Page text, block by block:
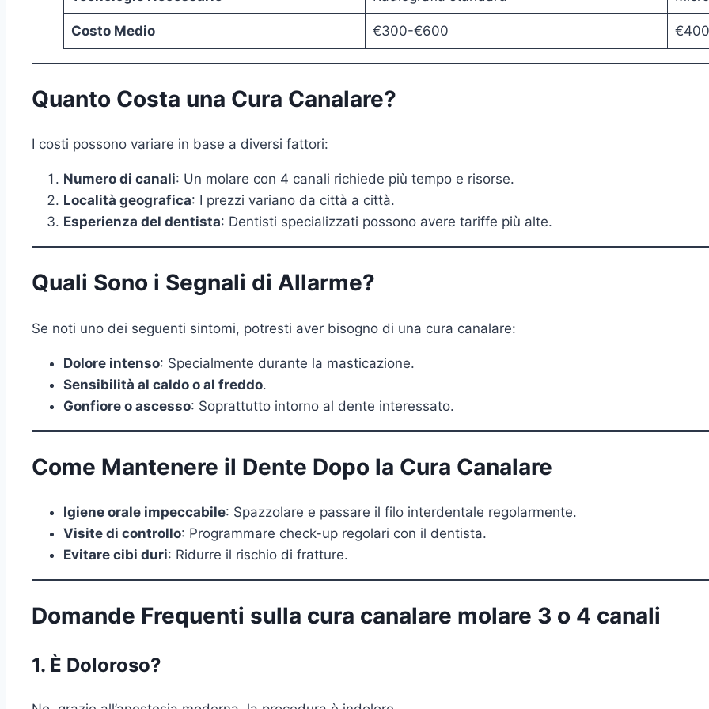
Costo Medio €300-€600
Quanto Costa una Cura Canalare?
I costi possono variare in base a diversi fattori:
Numero di canali: Un molare con 4 canali richiede più tempo e risorse.
Località geografica: I prezzi variano da città a città.
Esperienza del dentista: Dentisti specializzati possono avere tariffe più alte.
Quali Sono i Segnali di Allarme?
Se noti uno dei seguenti sintomi, potresti aver bisogno di una cura canalare:
Dolore intenso: Specialmente durante la masticazione.
Sensibilità al caldo o al freddo.
Gonfiore o ascesso: Soprattutto intorno al dente interessato.
Come Mantenere il Dente Dopo la Cura Canalare
Igiene orale impeccabile: Spazzolare e passare il filo interdentale regolarmente.
Visite di controllo: Programmare check-up regolari con il dentista.
Evitare cibi duri: Ridurre il rischio di fratture.
Domande Frequenti sulla cura canalare molare 3 o 4 canali
1. È Doloroso?